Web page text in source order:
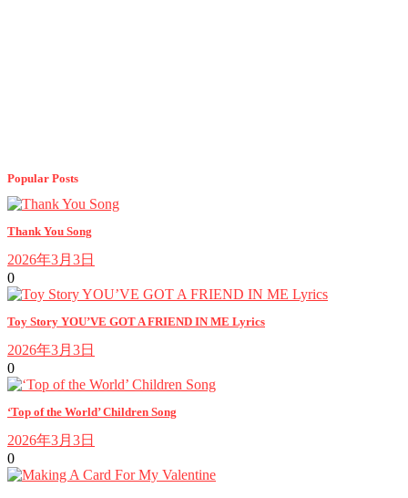
Popular Posts
Thank You Song
2026年3月3日
0
Toy Story YOU’VE GOT A FRIEND IN ME Lyrics
2026年3月3日
0
‘Top of the World’ Children Song
2026年3月3日
0